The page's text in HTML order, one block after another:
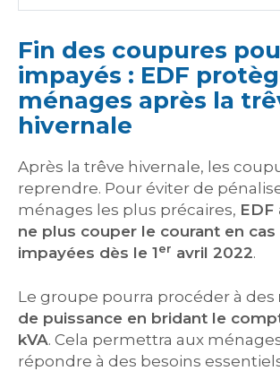
Fin des coupures
impayés : EDF
ménages après la
hivernale
Après la trêve hivernale, les
reprendre. Pour éviter de
ménages les plus précaires, EDF
ne plus couper le courant en
impayées dès le 1er avril 2022.
Le groupe pourra procéder à des
de puissance en bridant le
kVA. Cela permettra aux
répondre à des besoins